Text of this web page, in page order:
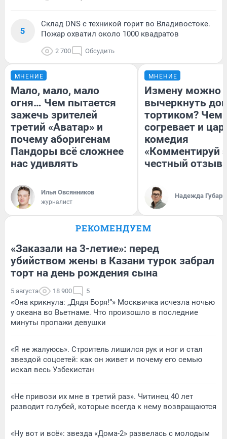
5
Склад DNS с техникой горит во Владивостоке.
Пожар охватил около 1000 квадратов
2 700 Обсудить
МНЕНИЕ
Мало, мало, мало
огня… Чем пытается
зажечь зрителей
третий «Аватар» и
почему аборигенам
Пандоры всё сложнее
нас удивлять
Илья Овсянников
журналист
МНЕНИЕ
Измену можно
вычеркнуть
тортиком? Чем
согревает и
комедия
«Комментируй
честный отзыв
Надежда Губарь
РЕКОМЕНДУЕМ
«Заказали на 3-летие»: перед
убийством жены в Казани турок забрал
торт на день рождения сына
5 августа 18 900 5
«Она крикнула: „Дядя Боря!“» Москвичка исчезла ночью
у океана во Вьетнаме. Что произошло в последние
минуты пропажи девушки
«Я не жалуюсь». Строитель лишился рук и ног и стал
звездой соцсетей: как он живет и почему его семью
искал весь Узбекистан
«Не привози их мне в третий раз». Читинец 40 лет
разводит голубей, которые всегда к нему возвращаются
«Ну вот и всё»: звезда «Дома-2» развелась с молодым